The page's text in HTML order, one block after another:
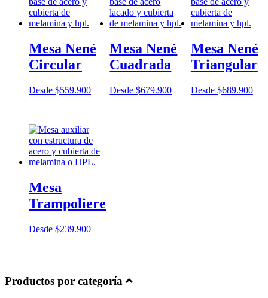
Mesa Nené
Circular
Desde $559.900
Mesa Nené
Cuadrada
Desde$679.900
Mesa Nené
Triangular
Desde $689.900
Mesa
Trampoliere
Desde $239.900
Productos por categoría